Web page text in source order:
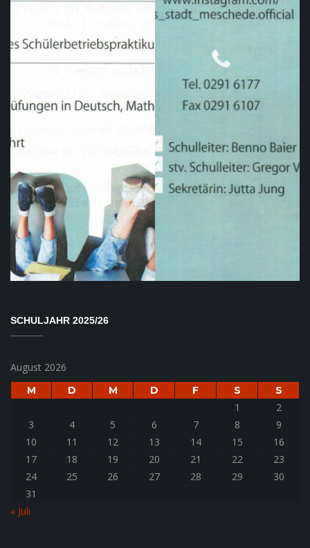
SCHULJAHR 2025/26
August 2026
M D M D F S S
1
2
3
4 5 6 7 8
9
10
11 12 13 14 15
16
17
18 19 20 21 22
23
24
25 26 27 28 29
30
31
« Juli